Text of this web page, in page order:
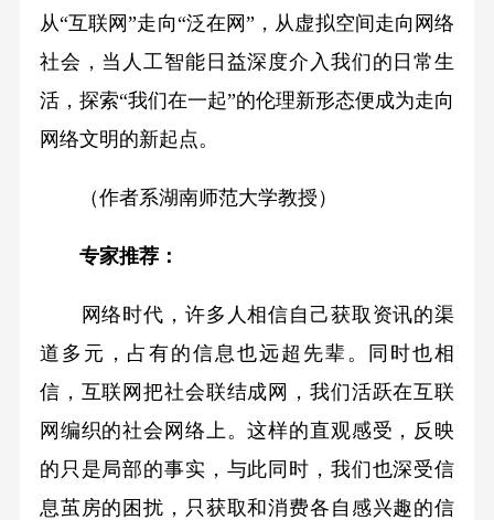
从“互联网”走向“泛在网”，从虚拟空间走向网络
社会，当人工智能日益深度介入我们的日常生
活，探索“我们在一起”的伦理新形态便成为走向
网络文明的新起点。
（作者系湖南师范大学教授）
专家推荐：
网络时代，许多人相信自己获取资讯的渠
道多元，占有的信息也远超先辈。同时也相
信，互联网把社会联结成网，我们活跃在互联
网编织的社会网络上。这样的直观感受，反映
的只是局部的事实，与此同时，我们也深受信
息茧房的困扰，只获取和消费各自感兴趣的信